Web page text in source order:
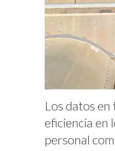
Los datos
eficiencia en
personal